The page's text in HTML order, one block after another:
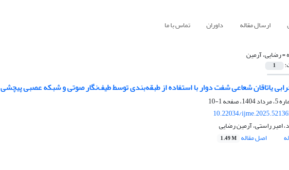
ارسال مقاله داوران تماس با ما
=رضایی، آرمین
1
یاتاقان شعاعی شفت دوار با استفاده از طبقه‌بندی توسط طیف‌نگار صوتی و شبکه عصبی پیچشی
1-10
10.22034/
امیر راستی، آرمین رضایی
اصل مقاله 1.49 M